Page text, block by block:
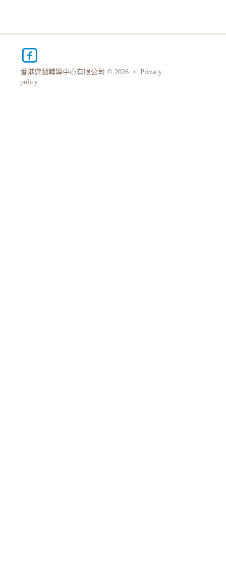
香港遊戲輔導中心有限公司 © 2026 •
Privacy
policy